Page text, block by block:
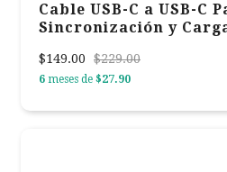
Cable USB-C a USB-C
Sincronización y
$149.00 $229.00
6 meses de $27.90